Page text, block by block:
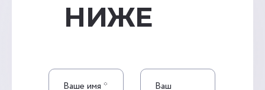
НИЖЕ